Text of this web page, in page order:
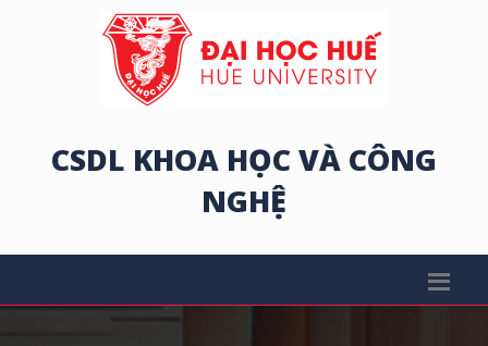
CSDL KHOA HỌC VÀ CÔNG
NGHỆ